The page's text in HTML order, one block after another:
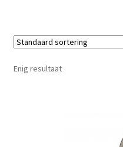
Enig resultaat